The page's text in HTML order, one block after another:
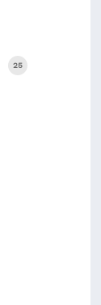
25